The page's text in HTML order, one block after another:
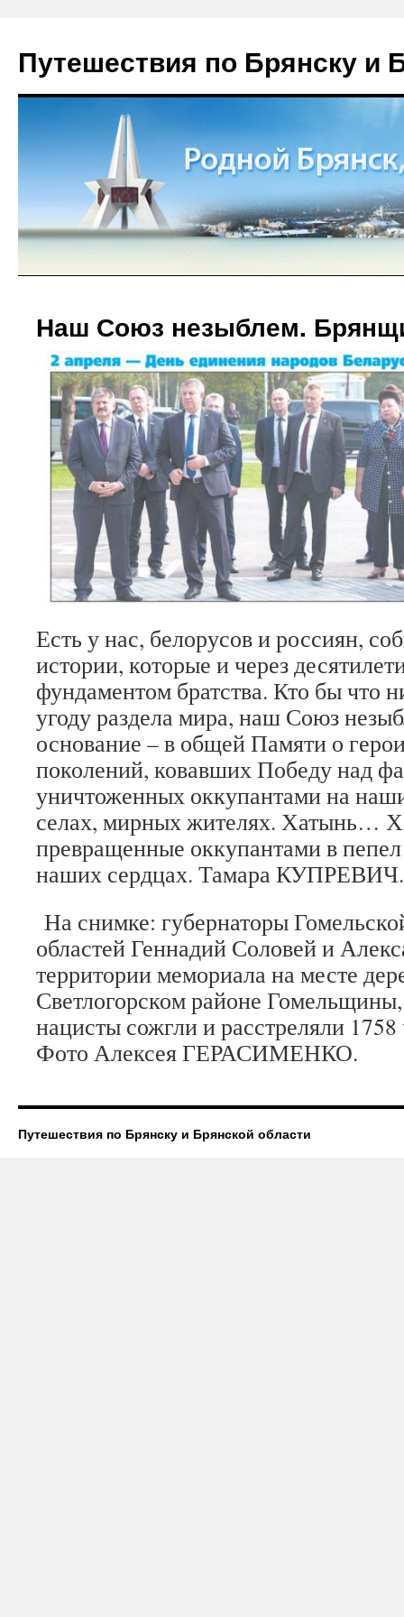
Путешествия по Брянску и
Наш Союз незыблем.
Есть у нас, белорусов и россиян,
истории, которые и через
фундаментом братства. Кто бы что
угоду раздела мира, наш Союз
основание – в общей Памяти о
поколений, ковавших Победу над
уничтоженных оккупантами на
селах, мирных жителях.
превращенные оккупантами в
наших сердцах. Тамара КУПРЕВИЧ.
На снимке: губернаторы
областей Геннадий Соловей и
территории мемориала на месте
Светлогорском районе Гомельщины,
нацисты сожгли и расстреляли 1758
Фото Алексея ГЕРАСИМЕНКО.
Путешествия по Брянску и Брянской области